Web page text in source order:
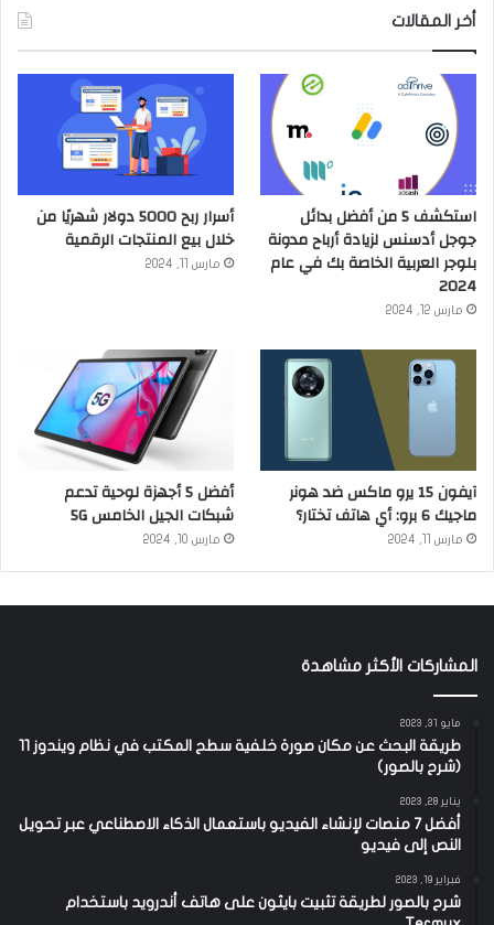
أخر المقالات
استكشف 5 من أفضل بدائل
جوجل أدسنس لزيادة أرباح مدونة
بلوجر العربية الخاصة بك في عام
2024
مارس 12, 2024
أسرار ربح 5000 دولار شهريًا من
خلال بيع المنتجات الرقمية
مارس 11, 2024
آيفون 15 يرو ماكس ضد هونر
ماجيك 6 برو: أي هاتف تختار؟
مارس 11, 2024
أفضل 5 أجهزة لوحية تدعم
شبكات الجيل الخامس 5G
مارس 10, 2024
المشاركات الأكثر مشاهدة
مايو 31, 2023
طريقة البحث عن مكان صورة خلفية سطح المكتب في نظام ويندوز 11
(شرح بالصور)
يناير 28, 2023
أفضل 7 منصات لإنشاء الفيديو باستعمال الذكاء الاصطناعي عبر تحويل
النص إلى فيديو
فبراير 19, 2023
شرح بالصور لطريقة تثبيت بايثون على هاتف أندرويد باستخدام